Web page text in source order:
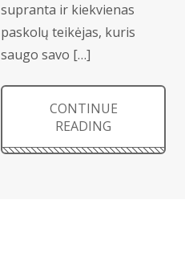
supranta ir kiekvienas
paskolų teikėjas, kuris
saugo savo […]
CONTINUE
READING